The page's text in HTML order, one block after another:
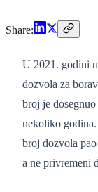
Share:
U 2021. godini
dozvola za
broj je
nekoliko
broj dozvola
a ne privremeni